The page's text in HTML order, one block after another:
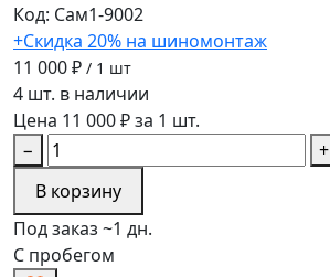
Код: Сам1-9002
+Скидка 20% на шиномонтаж
11 000 ₽ / 1 шт
4 шт. в наличии
Цена 11 000 ₽ за 1 шт.
−
+
В корзину
Под заказ ~1 дн.
С пробегом